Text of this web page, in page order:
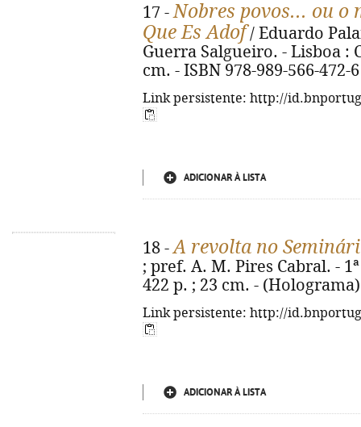
17 -Nobres povos... ou o
Que Es Adof/ Eduardo
Guerra Salgueiro. - Lisboa :
cm. - ISBN 978-989-566-472-6
Link persistente: http://
ADICIONAR À LISTA
18 -A revolta no
; pref. A. M. Pires Cabral. -
422 p. ; 23 cm. -
Link persistente: http://
ADICIONAR À LISTA